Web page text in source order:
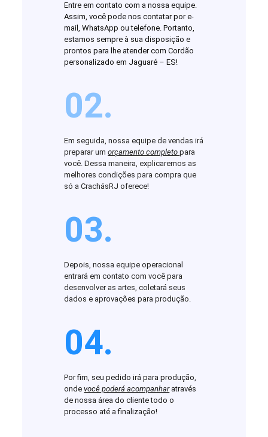
Entre em contato com a nossa equipe.
Assim, você pode nos contatar por e-
mail, WhatsApp ou telefone. Portanto,
estamos sempre à sua disposição e
prontos para lhe atender com Cordão
personalizado em Jaguaré – ES!
02.
Em seguida, nossa equipe de vendas irá
preparar umorçamento completopara
você. Dessa maneira, explicaremos as
melhores condições para compra que
só a CrachásRJ oferece!
03.
Depois, nossa equipe operacional
entrará em contato com você para
desenvolver as artes, coletará seus
dados e aprovações para produção.
04.
Por fim, seu pedido irá para produção,
ondevocê poderá acompanharatravés
de nossa área do cliente todo o
processo até a finalização!